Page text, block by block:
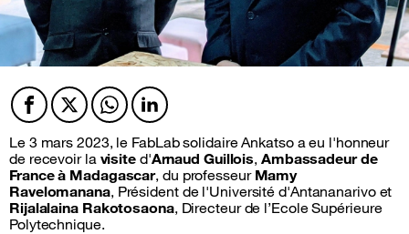
Facebook
TwitterTwitterTwitter
Le 3 mars 2023, le FabLab solidaire Ankatso a eu l'honneur
de recevoir lavisited'Arnaud Guillois, Ambassadeur de
France à Madagascar, du professeurMamy
Ravelomanana, Président de l'Université d'Antananarivo et
Rijalalaina Rakotosaona, Directeur de l’Ecole Supérieure
Polytechnique.